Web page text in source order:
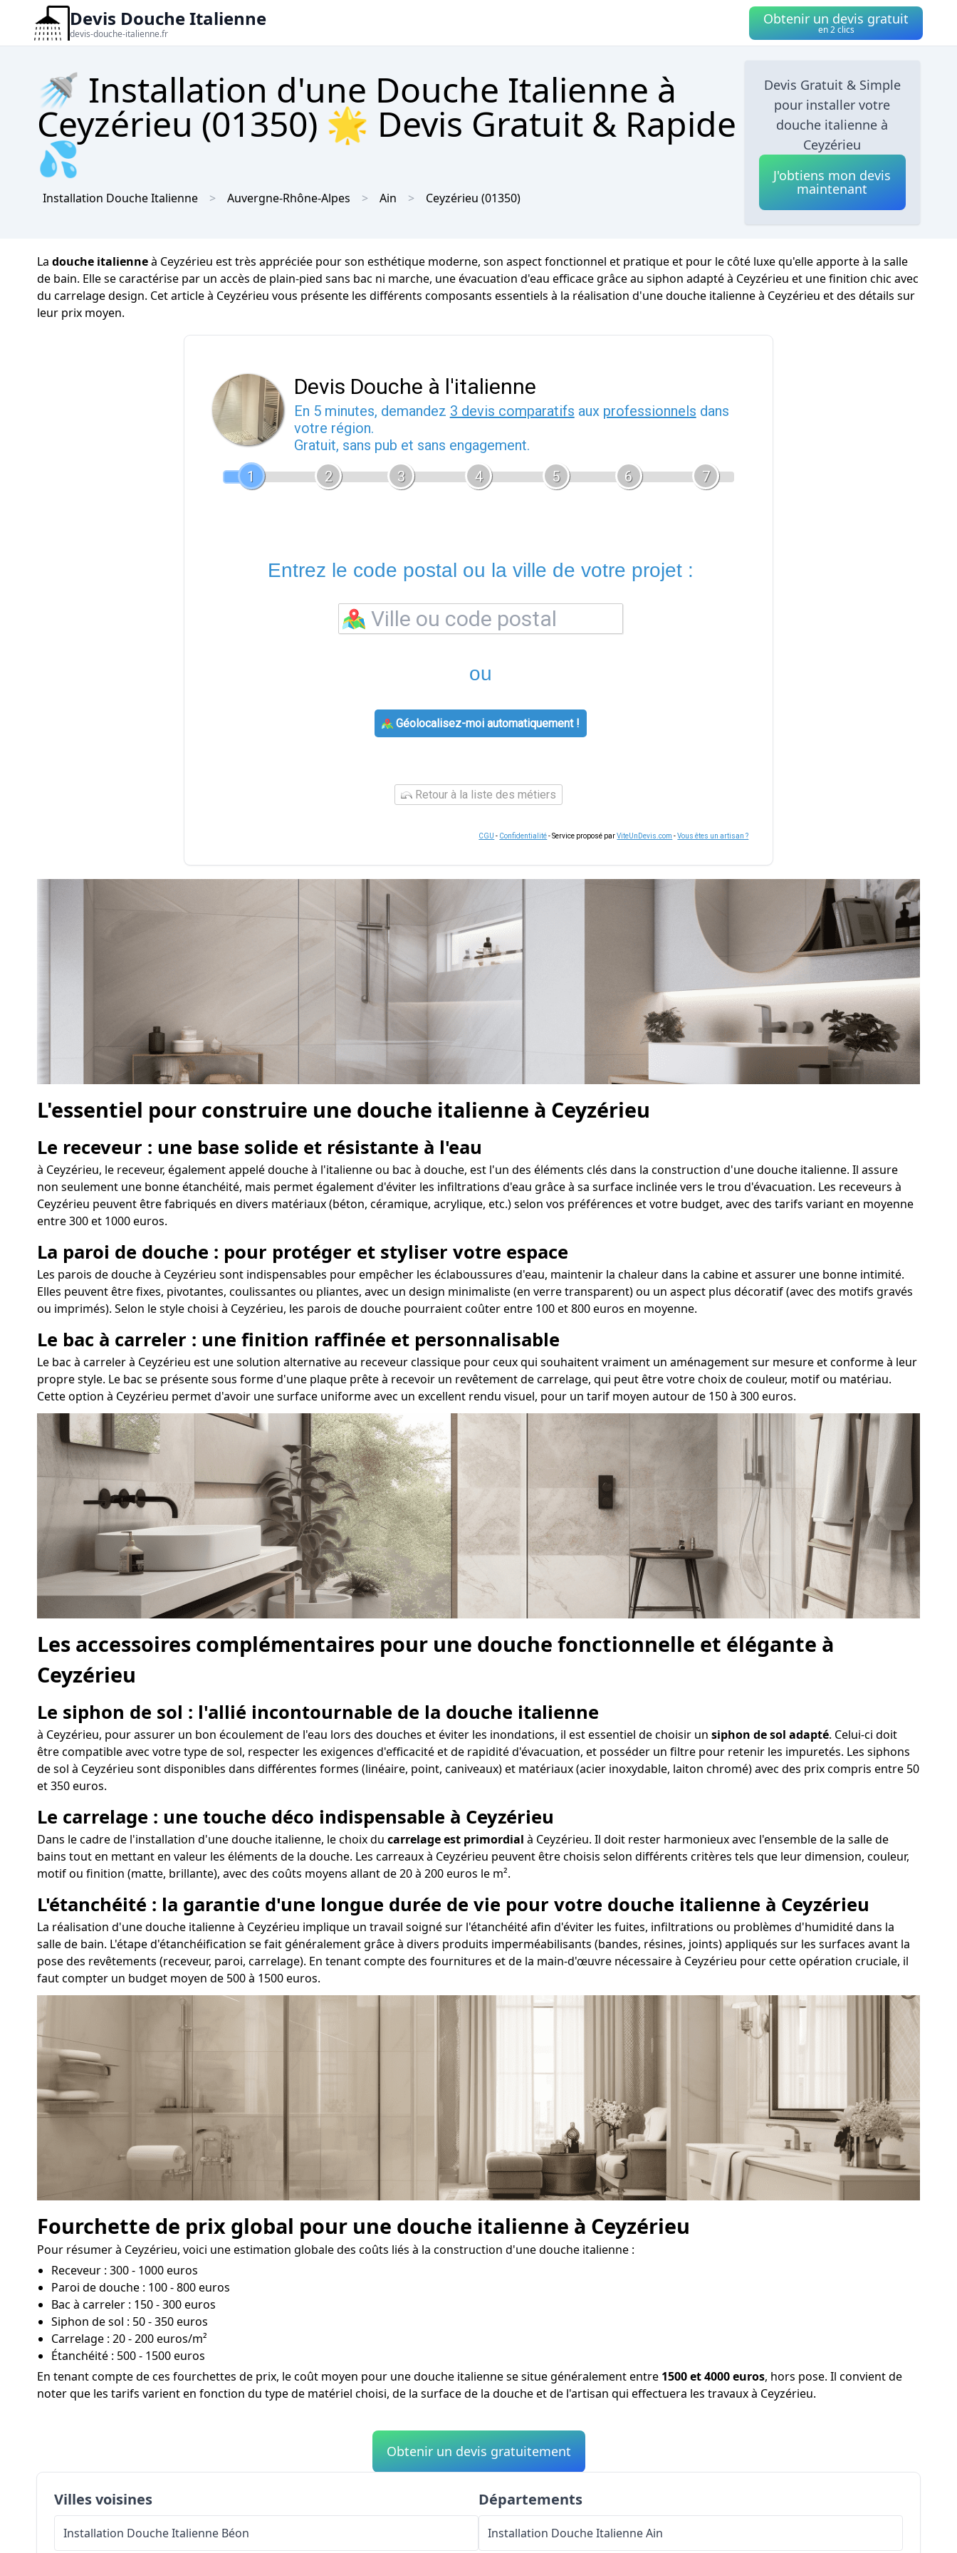
Devis Douche Italienne
devis-douche-italienne.fr
Obtenir un devis gratuit
en 2 clics
🚿 Installation d'une Douche Italienne à
Ceyzérieu (01350) 🌟 Devis Gratuit & Rapide
💦
Installation Douche Italienne Auvergne-Rhône-Alpes Ain Ceyzérieu (01350)
Devis Gratuit & Simple
pour installer votre
douche italienne à
Ceyzérieu
J'obtiens mon devis
maintenant
La douche italienneà Ceyzérieu est très appréciée pour son esthétique moderne, son aspect fonctionnel et pratique et pour le côté luxe qu'elle apporte à la salle
de bain. Elle se caractérise par un accès de plain-pied sans bac ni marche, une évacuation d'eau efficace grâce au siphon adapté à Ceyzérieu et une finition chic avec
du carrelage design. Cet article à Ceyzérieu vous présente les différents composants essentiels à la réalisation d'une douche italienne à Ceyzérieu et des détails sur
leur prix moyen.
Devis Douche à l'italienne
En 5 minutes, demandez 3 devis comparatifs aux professionnels dans
votre région.
Gratuit, sans pub et sans engagement.
1
2 3 4 5 6 7
Entrez le code postal ou la ville de votre projet :
ou
Géolocalisez-moi automatiquement !
Retour à la liste des métiers
CGU - Confidentialité- Service proposé parViteUnDevis.com -Vous êtes un artisan ?
L'essentiel pour construire une douche italienne à Ceyzérieu
Le receveur : une base solide et résistante à l'eau
à Ceyzérieu, le receveur, également appelé douche à l'italienne ou bac à douche, est l'un des éléments clés dans la construction d'une douche italienne. Il assure
non seulement une bonne étanchéité, mais permet également d'éviter les infiltrations d'eau grâce à sa surface inclinée vers le trou d'évacuation. Les receveurs à
Ceyzérieu peuvent être fabriqués en divers matériaux (béton, céramique, acrylique, etc.) selon vos préférences et votre budget, avec des tarifs variant en moyenne
entre 300 et 1000 euros.
La paroi de douche : pour protéger et styliser votre espace
Les parois de douche à Ceyzérieu sont indispensables pour empêcher les éclaboussures d'eau, maintenir la chaleur dans la cabine et assurer une bonne intimité.
Elles peuvent être fixes, pivotantes, coulissantes ou pliantes, avec un design minimaliste (en verre transparent) ou un aspect plus décoratif (avec des motifs gravés
ou imprimés). Selon le style choisi à Ceyzérieu, les parois de douche pourraient coûter entre 100 et 800 euros en moyenne.
Le bac à carreler : une finition raffinée et personnalisable
Le bac à carreler à Ceyzérieu est une solution alternative au receveur classique pour ceux qui souhaitent vraiment un aménagement sur mesure et conforme à leur
propre style. Le bac se présente sous forme d'une plaque prête à recevoir un revêtement de carrelage, qui peut être votre choix de couleur, motif ou matériau.
Cette option à Ceyzérieu permet d'avoir une surface uniforme avec un excellent rendu visuel, pour un tarif moyen autour de 150 à 300 euros.
Les accessoires complémentaires pour une douche fonctionnelle et élégante à
Ceyzérieu
Le siphon de sol : l'allié incontournable de la douche italienne
à Ceyzérieu, pour assurer un bon écoulement de l'eau lors des douches et éviter les inondations, il est essentiel de choisir un siphon de sol adapté. Celui-ci doit
être compatible avec votre type de sol, respecter les exigences d'efficacité et de rapidité d'évacuation, et posséder un filtre pour retenir les impuretés. Les siphons
de sol à Ceyzérieu sont disponibles dans différentes formes (linéaire, point, caniveaux) et matériaux (acier inoxydable, laiton chromé) avec des prix compris entre 50
et 350 euros.
Le carrelage : une touche déco indispensable à Ceyzérieu
Dans le cadre de l'installation d'une douche italienne, le choix du carrelage est primordial à Ceyzérieu. Il doit rester harmonieux avec l'ensemble de la salle de
bains tout en mettant en valeur les éléments de la douche. Les carreaux à Ceyzérieu peuvent être choisis selon différents critères tels que leur dimension, couleur,
motif ou finition (matte, brillante), avec des coûts moyens allant de 20 à 200 euros le m².
L'étanchéité : la garantie d'une longue durée de vie pour votre douche italienne à Ceyzérieu
La réalisation d'une douche italienne à Ceyzérieu implique un travail soigné sur l'étanchéité afin d'éviter les fuites, infiltrations ou problèmes d'humidité dans la
salle de bain. L'étape d'étanchéification se fait généralement grâce à divers produits imperméabilisants (bandes, résines, joints) appliqués sur les surfaces avant la
pose des revêtements (receveur, paroi, carrelage). En tenant compte des fournitures et de la main-d'œuvre nécessaire à Ceyzérieu pour cette opération cruciale, il
faut compter un budget moyen de 500 à 1500 euros.
Fourchette de prix global pour une douche italienne à Ceyzérieu
Pour résumer à Ceyzérieu, voici une estimation globale des coûts liés à la construction d'une douche italienne :
Receveur : 300 - 1000 euros
Paroi de douche : 100 - 800 euros
Bac à carreler : 150 - 300 euros
Siphon de sol : 50 - 350 euros
Carrelage : 20 - 200 euros/m²
Étanchéité : 500 - 1500 euros
En tenant compte de ces fourchettes de prix, le coût moyen pour une douche italienne se situe généralement entre 1500 et 4000 euros, hors pose. Il convient de
noter que les tarifs varient en fonction du type de matériel choisi, de la surface de la douche et de l'artisan qui effectuera les travaux à Ceyzérieu.
Obtenir un devis gratuitement
Villes voisines
Installation Douche Italienne Béon
Départements
Installation Douche ItalienneAin